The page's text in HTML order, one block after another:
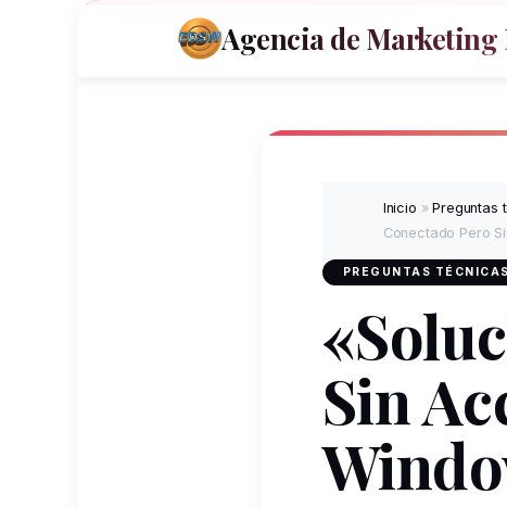
Agencia de Marketing
Inicio »Preguntas
Conectado Pero
PREGUNTAS
Sin